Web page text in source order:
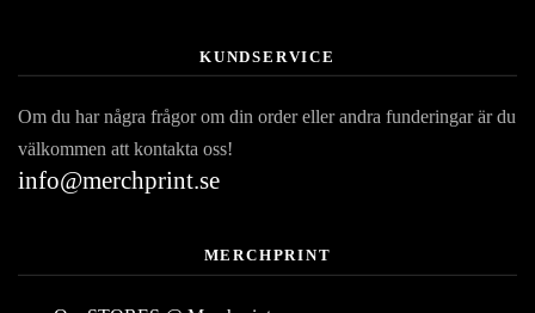
KUNDSERVICE
Om du har några frågor om din order eller andra funderingar är du
välkommen att kontakta oss!
info@merchprint.se
MERCHPRINT